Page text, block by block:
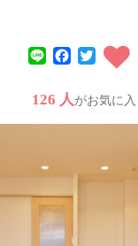
Line
126 人がお気に